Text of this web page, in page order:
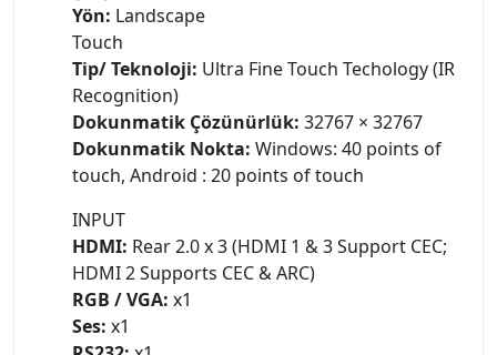
Yön: Landscape
Touch
Tip/ Teknoloji: Ultra Fine Touch Techology (IR
Recognition)
Dokunmatik Çözünürlük: 32767 × 32767
Dokunmatik Nokta: Windows: 40 points of
touch, Android : 20 points of touch
INPUT
HDMI: Rear 2.0 x 3 (HDMI 1 & 3 Support CEC;
HDMI 2 Supports CEC & ARC)
RGB / VGA: x1
Ses: x1